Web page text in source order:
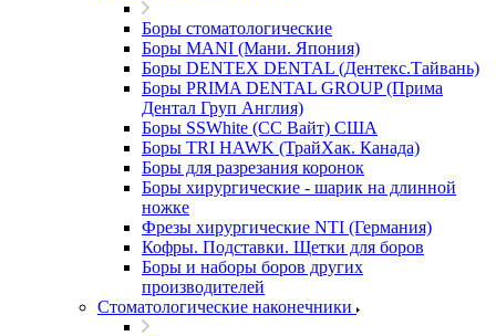
Боры стоматологические
Боры MANI (Мани. Япония)
Боры DENTEX DENTAL (Дентекс.Тайвань)
Боры PRIMA DENTAL GROUP (Прима
Дентал Груп Англия)
Боры SSWhite (СС Вайт) США
Боры TRI HAWK (ТрайХак. Канада)
Боры для разрезания коронок
Боры хирургические - шарик на длинной
ножке
Фрезы хирургические NTI (Германия)
Кофры. Подставки. Щетки для боров
Боры и наборы боров других
производителей
Стоматологические наконечники